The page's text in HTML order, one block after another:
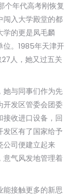
个年代高考刚恢复
闯入大学殿堂的都
学的更是凤毛麟
位。1985年天津开
人，她又过五关
她与同事们作为先
开发区管委会团委
接收进口设备，回
发区有了国家给予
公司便建立起来
意气风发地管理着
能接触更多的新思